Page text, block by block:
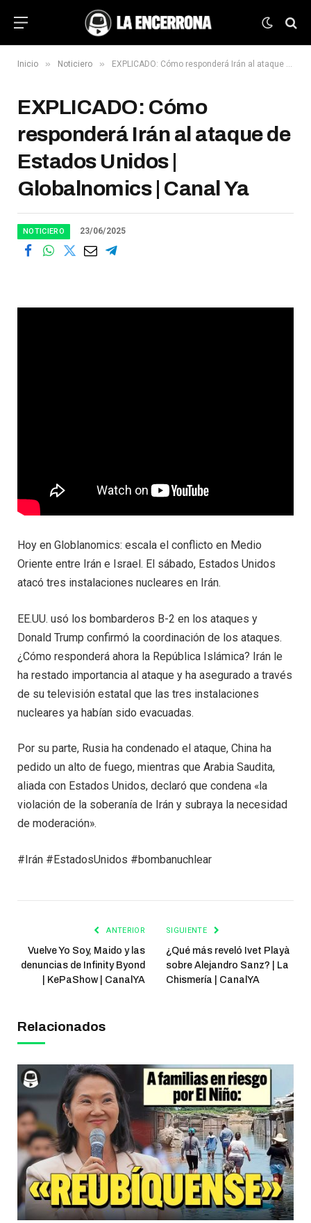
Inicio » Noticiero » EXPLICADO: Cómo responderá Irán al ataque de Estados Unidos | Globalnomics | Canal Ya
EXPLICADO: Cómo
responderá Irán al ataque de
Estados Unidos |
Globalnomics | Canal Ya
NOTICIERO 23/06/2025
Hoy en Globlanomics: escala el conflicto en Medio
Oriente entre Irán e Israel. El sábado, Estados Unidos
atacó tres instalaciones nucleares en Irán.
EE.UU. usó los bombarderos B-2 en los ataques y
Donald Trump confirmó la coordinación de los ataques.
¿Cómo responderá ahora la República Islámica? Irán le
ha restado importancia al ataque y ha asegurado a través
de su televisión estatal que las tres instalaciones
nucleares ya habían sido evacuadas.
Por su parte, Rusia ha condenado el ataque, China ha
pedido un alto de fuego, mientras que Arabia Saudita,
aliada con Estados Unidos, declaró que condena «la
violación de la soberanía de Irán y subraya la necesidad
de moderación».
#Irán #EstadosUnidos #bombanuchlear
ANTERIOR
Vuelve Yo Soy, Maido y las
denuncias de Infinity Byond
| KePaShow | CanalYA
SIGUIENTE
¿Qué más reveló Ivet Playà
sobre Alejandro Sanz? | La
Chismería | CanalYA
Relacionados